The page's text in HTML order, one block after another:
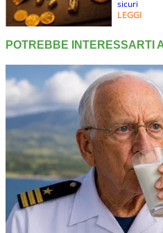
sicuri
LEGGI